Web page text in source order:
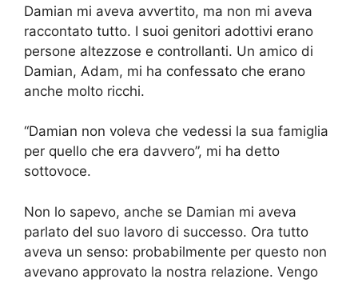
Damian mi aveva avvertito, ma non mi aveva
raccontato tutto. I suoi genitori adottivi erano
persone altezzose e controllanti. Un amico di
Damian, Adam, mi ha confessato che erano
anche molto ricchi.
“Damian non voleva che vedessi la sua famiglia
per quello che era davvero”, mi ha detto
sottovoce.
Non lo sapevo, anche se Damian mi aveva
parlato del suo lavoro di successo. Ora tutto
aveva un senso: probabilmente per questo non
avevano approvato la nostra relazione. Vengo